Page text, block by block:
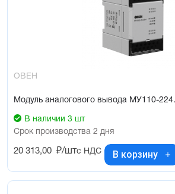
ОВЕН
Модуль аналогового вывода МУ110-
В наличии 3 шт
Срок производства 2 дня
20 313,00 ₽/штс НДС В корзину